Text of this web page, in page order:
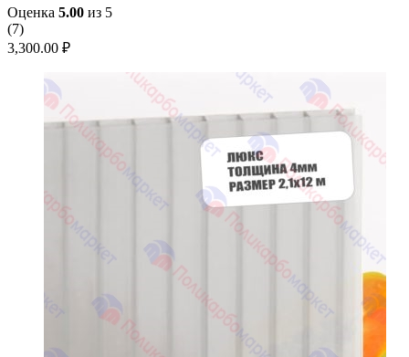
Оценка 5.00 из 5
(7)
3,300.00 ₽